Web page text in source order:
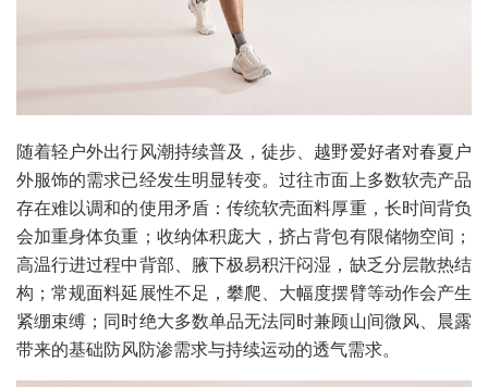
随着轻户外出行风潮持续普及，徒步、越野爱好者对春夏户
外服饰的需求已经发生明显转变。过往市面上多数软壳产品
存在难以调和的使用矛盾：传统软壳面料厚重，长时间背负
会加重身体负重；收纳体积庞大，挤占背包有限储物空间；
高温行进过程中背部、腋下极易积汗闷湿，缺乏分层散热结
构；常规面料延展性不足，攀爬、大幅度摆臂等动作会产生
紧绷束缚；同时绝大多数单品无法同时兼顾山间微风、晨露
带来的基础防风防渗需求与持续运动的透气需求。